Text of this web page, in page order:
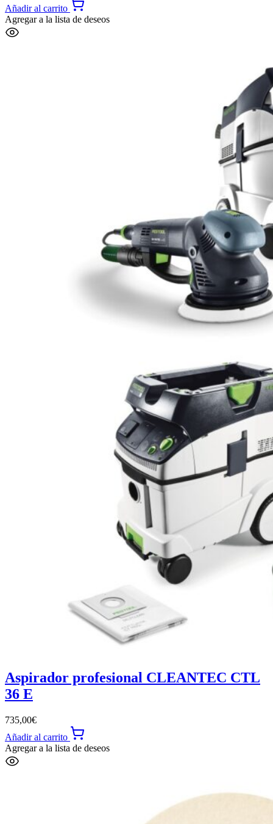
Añadir al carrito
Agregar a la lista de deseos
Aspirador profesional CLEANTEC CTL
36 E
735,00€
Añadir al carrito
Agregar a la lista de deseos